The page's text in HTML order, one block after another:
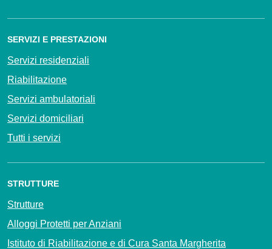
SERVIZI E PRESTAZIONI
Servizi residenziali
Riabilitazione
Servizi ambulatoriali
Servizi domiciliari
Tutti i servizi
STRUTTURE
Strutture
Alloggi Protetti per Anziani
Istituto di Riabilitazione e di Cura Santa Margherita